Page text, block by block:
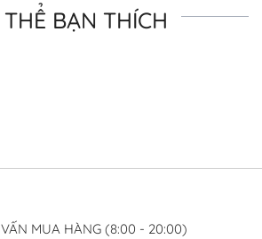
BẠN THÍCH
MUA HÀNG (8:00 - 20:00)